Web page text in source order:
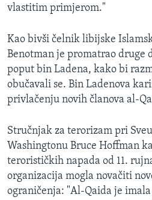
vlastitim primjerom."
Kao bivši čelnik libijske
Benotman je promatrao druge
poput bin Ladena, kako bi
obučavali se. Bin Ladenova
privlačenju novih članova al-
Stručnjak za terorizam pri
Washingtonu Bruce Hoffman
terorističkih napada od 11.
organizacija mogla novačiti
ograničenja: "Al-Qaida je